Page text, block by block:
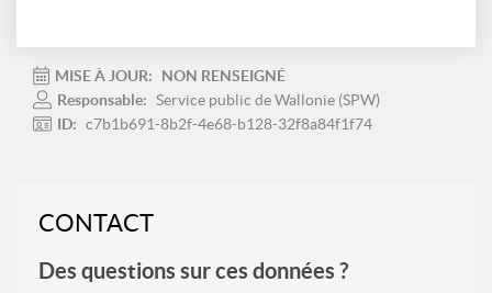
MISE À JOUR:
NON RENSEIGNÉ
Responsable: Service public de Wallonie (SPW)
ID: c7b1b691-8b2f-4e68-b128-32f8a84f1f74
CONTACT
Des questions sur ces données ?